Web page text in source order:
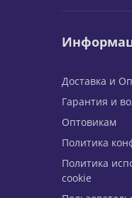
Доставка и
Гарантия и
Оптовикам
Политика
Политика
cookie